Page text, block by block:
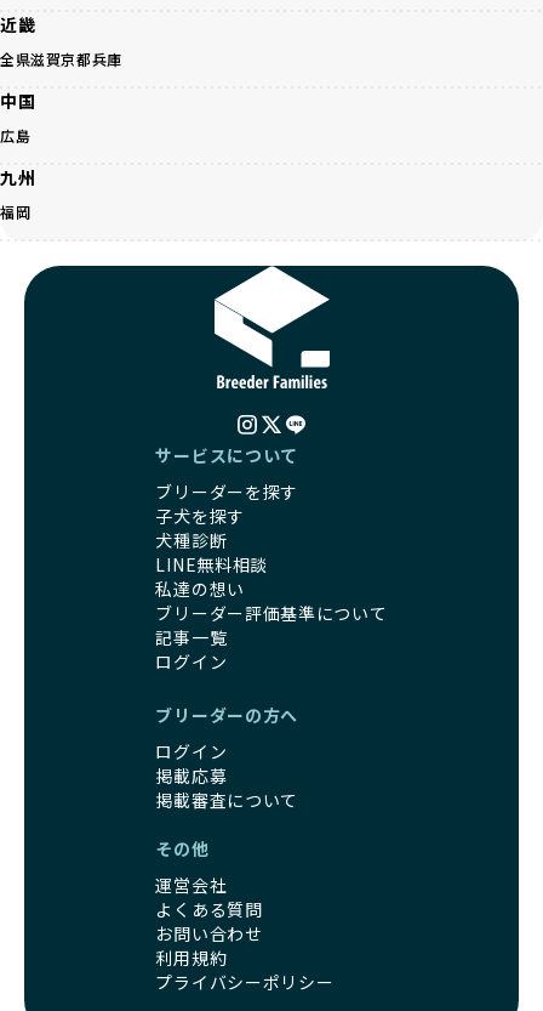
その結果、BreederFamiliesを通じてお迎えする子犬は、元
気で健康なスタートを切れることが大きな魅力です。
子犬の社会性は、家庭でのしつけをスムーズにする重要なポ
イントです。BreederFamiliesのブリーダーは、母犬や兄弟
犬、人との触れ合いの時間をしっかり確保し、子犬が自然に
コミュニケーション能力を身につけられるよう育てていま
す。
家庭に迎えたその日から、すでに社会性の基盤ができている
ため、新しい環境にもスムーズに適応できます。
これにより、飼い主さんにとっても安心してスタートできる
でしょう。
BreederFamiliesのブリーダーは、犬種に関する豊富な知識
と経験を持っています。そのため、子犬を迎えた後の健康管
理やしつけ、生活スタイルに合わせた育て方について、丁寧
なアドバイスを受けられます。「この犬種ならではの特徴
ば、専門的な視点から解決のヒントをもらえるのも安心でき
るポイントです。
クリアした方々だけです。運営チームがブリーダーに直接ヒ
アリングを行い、現地確認を経て透明性の高い情報を公開し
これにより、ユーザーは見た目だけでなく、育成環境や健康
管理体制、社会性の取り組みといった客観的なデータを基に
安心して子犬を選ぶことができます。
子犬のお迎えまでのやりとりに不安を感じる方も多いかもし
れませんが、BreederFamiliesならその心配は無用です。
運営チームがブリーダーとのやりとりを全面的にサポートし
ます。不明点やトラブルが発生した場合も迅速に対応するた
め、安心してお迎え準備を進められます。
さらに、LINEでの無料相談も提供しており、気軽に質問でき
るのもBreederFamiliesならではの魅力です。
BreederFamiliesは、厳しい基準と徹底した審査プロセスを
通じて「ワンちゃんに優しい世界を創る」ことを目指してい
ます。単なる仲介サービスを超え、ワンちゃんの健康と幸
福、飼い主様の安心を第一に考えるプラットフォームとし
て、ワンちゃんを家族のように愛する優良ブリーダーのみを
厳選し紹介しています。
引退犬とは、繁殖期を終えたワンちゃんたちのことを指しま
す。
を願っています。よって、引退後も自宅で飼育を続けるか、
信頼できる相手に譲渡するなど、ワンちゃんが幸せに暮らせ
一方、営利優先ブリーダーは引退犬を「コスト」として考
え、早く手放すことを考えます。場合によっては、悪徳保護
団体に引き渡されることもあり、ワンちゃんの生活が不安定
になる可能性が高まります。
引退犬に対する扱いがどうなっているかも、優良ブリーダー
を見分けるポイントとなります。
「引退犬も大切に」の詳細はこちら
社会化とは、ワンちゃんが人間や他の犬、日常の環境にスム
ーズに適応できるようにするプロセスです。ワンちゃんの社
会化は、生後3週間から12週間頃の「社会化期」と呼ばれる
時期が特に重要です。この期間は、ブリーダーが飼育してい
る時期と重なるため、ワンちゃんが人や他の犬、家庭環境に
対して適応力を高めるための基礎を築く貴重な機会となりま
優良ブリーダーは、母犬との愛情ある触れ合いや、兄弟犬や
他の犬との遊び、人や日常的な家庭環境への慣れを促すこと
で社会化を進めています。これにより、新しい家族に迎えら
れた後もストレスなく過ごせるようサポートします。
営利優先ブリーダーは、母犬から早期に分離し、ケージ内で
う機会が少なく、社会性が十分に育たないことがあります。
こうしたワンちゃんは、家庭環境に適応しづらくなるリスク
「社会化にこだわる」の詳細はこちら
出産は母犬にとって大きな負担がかかる命がけの行為であ
り、その健康状態が子犬にも影響を与えます。出産時に母犬
が健康であることは、母犬自身の負担を軽減するだけでな
く、生まれてくる子犬の健康や成長にも大きく影響します。
よって、母犬の健康を配慮した出産管理が非常に重要です。
優良ブリーダーは、母犬の健康状態に細心の注意を払い、獣
医師と相談しながら出産のタイミングや間隔を適切に決定し
近畿
全県滋賀京都兵庫
中国
広島
九州
福岡
サービスについて
ブリーダーを探す
子犬を探す
犬種診断
LINE無料相談
私達の想い
ブリーダー評価基準について
記事一覧
ログイン
ブリーダーの方へ
ログイン
掲載応募
掲載審査について
その他
運営会社
よくある質問
お問い合わせ
利用規約
プライバシーポリシー